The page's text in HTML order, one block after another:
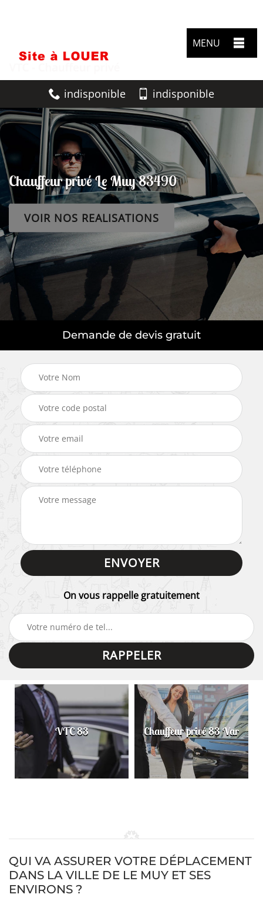
MENU
indisponible indisponible
Chauffeur privé Le Muy 83490
VOIR NOS REALISATIONS
Demande de devis gratuit
On vous rappelle gratuitement
VTC 83 Chauffeur privé 83 Var
QUI VA ASSURER VOTRE DÉPLACEMENT
DANS LA VILLE DE LE MUY ET SES
ENVIRONS ?